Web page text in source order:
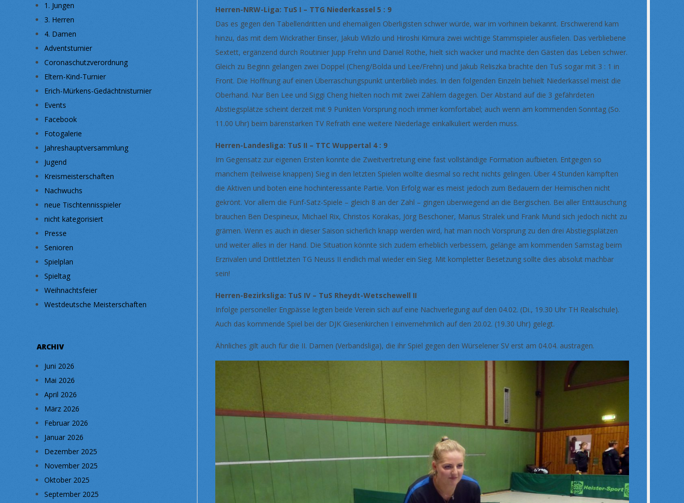
Herren-NRW-Liga: TuS I – TTG Niederkassel 5 : 9
Das es gegen den Tabellendritten und ehemaligen Oberligisten schwer würde, war im vorhinein bekannt. Erschwerend kam
hinzu, das mit dem Wickrather Einser, Jakub Wlizlo und Hiroshi Kimura zwei wichtige Stammspieler ausfielen. Das verbliebene
Sextett, ergänzend durch Routinier Jupp Frehn und Daniel Rothe, hielt sich wacker und machte den Gästen das Leben schwer.
Gleich zu Beginn gelangen zwei Doppel (Cheng/Bolda und Lee/Frehn) und Jakub Reliszka brachte den TuS sogar mit 3 : 1 in
Front. Die Hoffnung auf einen Überraschungspunkt unterblieb indes. In den folgenden Einzeln behielt Niederkassel meist die
Oberhand. Nur Ben Lee und Siggi Cheng hielten noch mit zwei Zählern dagegen. Der Abstand auf die 3 gefährdeten
Abstiegsplätze scheint derzeit mit 9 Punkten Vorsprung noch immer komfortabel; auch wenn am kommenden Sonntag (So.
11.00 Uhr) beim bärenstarken TV Refrath eine weitere Niederlage einkalkuliert werden muss.
Herren-Landesliga: TuS II – TTC Wuppertal 4 : 9
Im Gegensatz zur eigenen Ersten konnte die Zweitvertretung eine fast vollständige Formation aufbieten. Entgegen so
manchem (teilweise knappen) Sieg in den letzten Spielen wollte diesmal so recht nichts gelingen. Über 4 Stunden kämpften
die Aktiven und boten eine hochinteressante Partie. Von Erfolg war es meist jedoch zum Bedauern der Heimischen nicht
gekrönt. Vor allem die Fünf-Satz-Spiele – gleich 8 an der Zahl – gingen überwiegend an die Bergischen. Bei aller Enttäuschung
brauchen Ben Despineux, Michael Rix, Christos Korakas, Jörg Beschoner, Marius Stralek und Frank Mund sich jedoch nicht zu
grämen. Wenn es auch in dieser Saison sicherlich knapp werden wird, hat man noch Vorsprung zu den drei Abstiegsplätzen
und weiter alles in der Hand. Die Situation könnte sich zudem erheblich verbessern, gelänge am kommenden Samstag beim
Erzrivalen und Drittletzten TG Neuss II endlich mal wieder ein Sieg. Mit kompletter Besetzung sollte dies absolut machbar
sein!
Herren-Bezirksliga: TuS IV – TuS Rheydt-Wetschewell II
Infolge personeller Engpässe legten beide Verein sich auf eine Nachverlegung auf den 04.02. (Di., 19.30 Uhr TH Realschule).
Auch das kommende Spiel bei der DJK Giesenkirchen I einvernehmlich auf den 20.02. (19.30 Uhr) gelegt.
Ähnliches gilt auch für die II. Damen (Verbandsliga), die ihr Spiel gegen den Würselener SV erst am 04.04. austragen.
1. Jungen
3. Herren
4. Damen
Adventsturnier
Coronaschutzverordnung
Eltern-Kind-Turnier
Erich-Mürkens-Gedächtnisturnier
Events
Facebook
Fotogalerie
Jahreshauptversammlung
Jugend
Kreismeisterschaften
Nachwuchs
neue Tischtennisspieler
nicht kategorisiert
Presse
Senioren
Spielplan
Spieltag
Weihnachtsfeier
Westdeutsche Meisterschaften
ARCHIV
Juni 2026
Mai 2026
April 2026
März 2026
Februar 2026
Januar 2026
Dezember 2025
November 2025
Oktober 2025
September 2025